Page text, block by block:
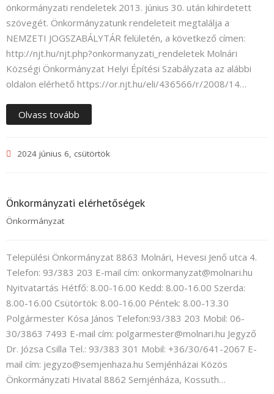
önkormányzati rendeletek 2013. június 30. után kihirdetett
szövegét. Önkormányzatunk rendeleteit megtalálja a
NEMZETI JOGSZABÁLYTÁR felületén, a következő címen:
http://njt.hu/njt.php?onkormanyzati_rendeletek Molnári
Községi Önkormányzat Helyi Építési Szabályzata az alábbi
oldalon elérhető https://or.njt.hu/eli/436566/r/2008/14…
Olvass tovább
2024 június 6, csütörtök
Önkormányzati elérhetőségek
Önkormányzat
Települési Önkormányzat 8863 Molnári, Hevesi Jenő utca 4.
Telefon: 93/383 203 E-mail cím: onkormanyzat@molnari.hu
Nyitvatartás Hétfő: 8.00-16.00 Kedd: 8.00-16.00 Szerda:
8.00-16.00 Csütörtök: 8.00-16.00 Péntek: 8.00-13.30
Polgármester Kósa János Telefon:93/383 203 Mobil: 06-
30/3863 7493 E-mail cím: polgarmester@molnari.hu Jegyző
Dr. Józsa Csilla Tel.: 93/383 301 Mobil: +36/30/641-2067 E-
mail cím: jegyzo@semjenhaza.hu Semjénházai Közös
Önkormányzati Hivatal 8862 Semjénháza, Kossuth…